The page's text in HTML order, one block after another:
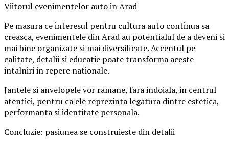
Viitorul evenimentelor auto in Arad
Pe masura ce interesul pentru cultura auto continua sa
creasca, evenimentele din Arad au potentialul de a deveni si
mai bine organizate si mai diversificate. Accentul pe
calitate, detalii si educatie poate transforma aceste
intalniri in repere nationale.
Jantele si anvelopele vor ramane, fara indoiala, in centrul
atentiei, pentru ca ele reprezinta legatura dintre estetica,
performanta si identitate personala.
Concluzie: pasiunea se construieste din detalii